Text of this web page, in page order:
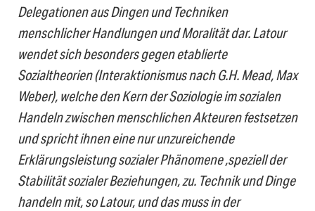
Delegationen aus Dingen und Techniken
menschlicher Handlungen und Moralität dar. Latour
wendet sich besonders gegen etablierte
Sozialtheorien (Interaktionismus nach G.H. Mead, Max
Weber), welche den Kern der Soziologie im sozialen
Handeln zwischen menschlichen Akteuren festsetzen
und spricht ihnen eine nur unzureichende
Erklärungsleistung sozialer Phänomene ,speziell der
Stabilität sozialer Beziehungen, zu. Technik und Dinge
handeln mit, so Latour, und das muss in der